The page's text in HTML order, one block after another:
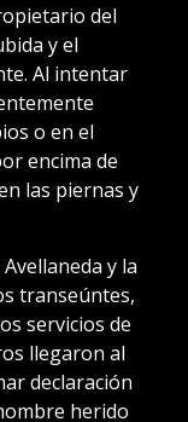
del
y el
Al intentar
o en el
encima de
las piernas y
y la
transeúntes,
servicios de
llegaron al
declaración
herido